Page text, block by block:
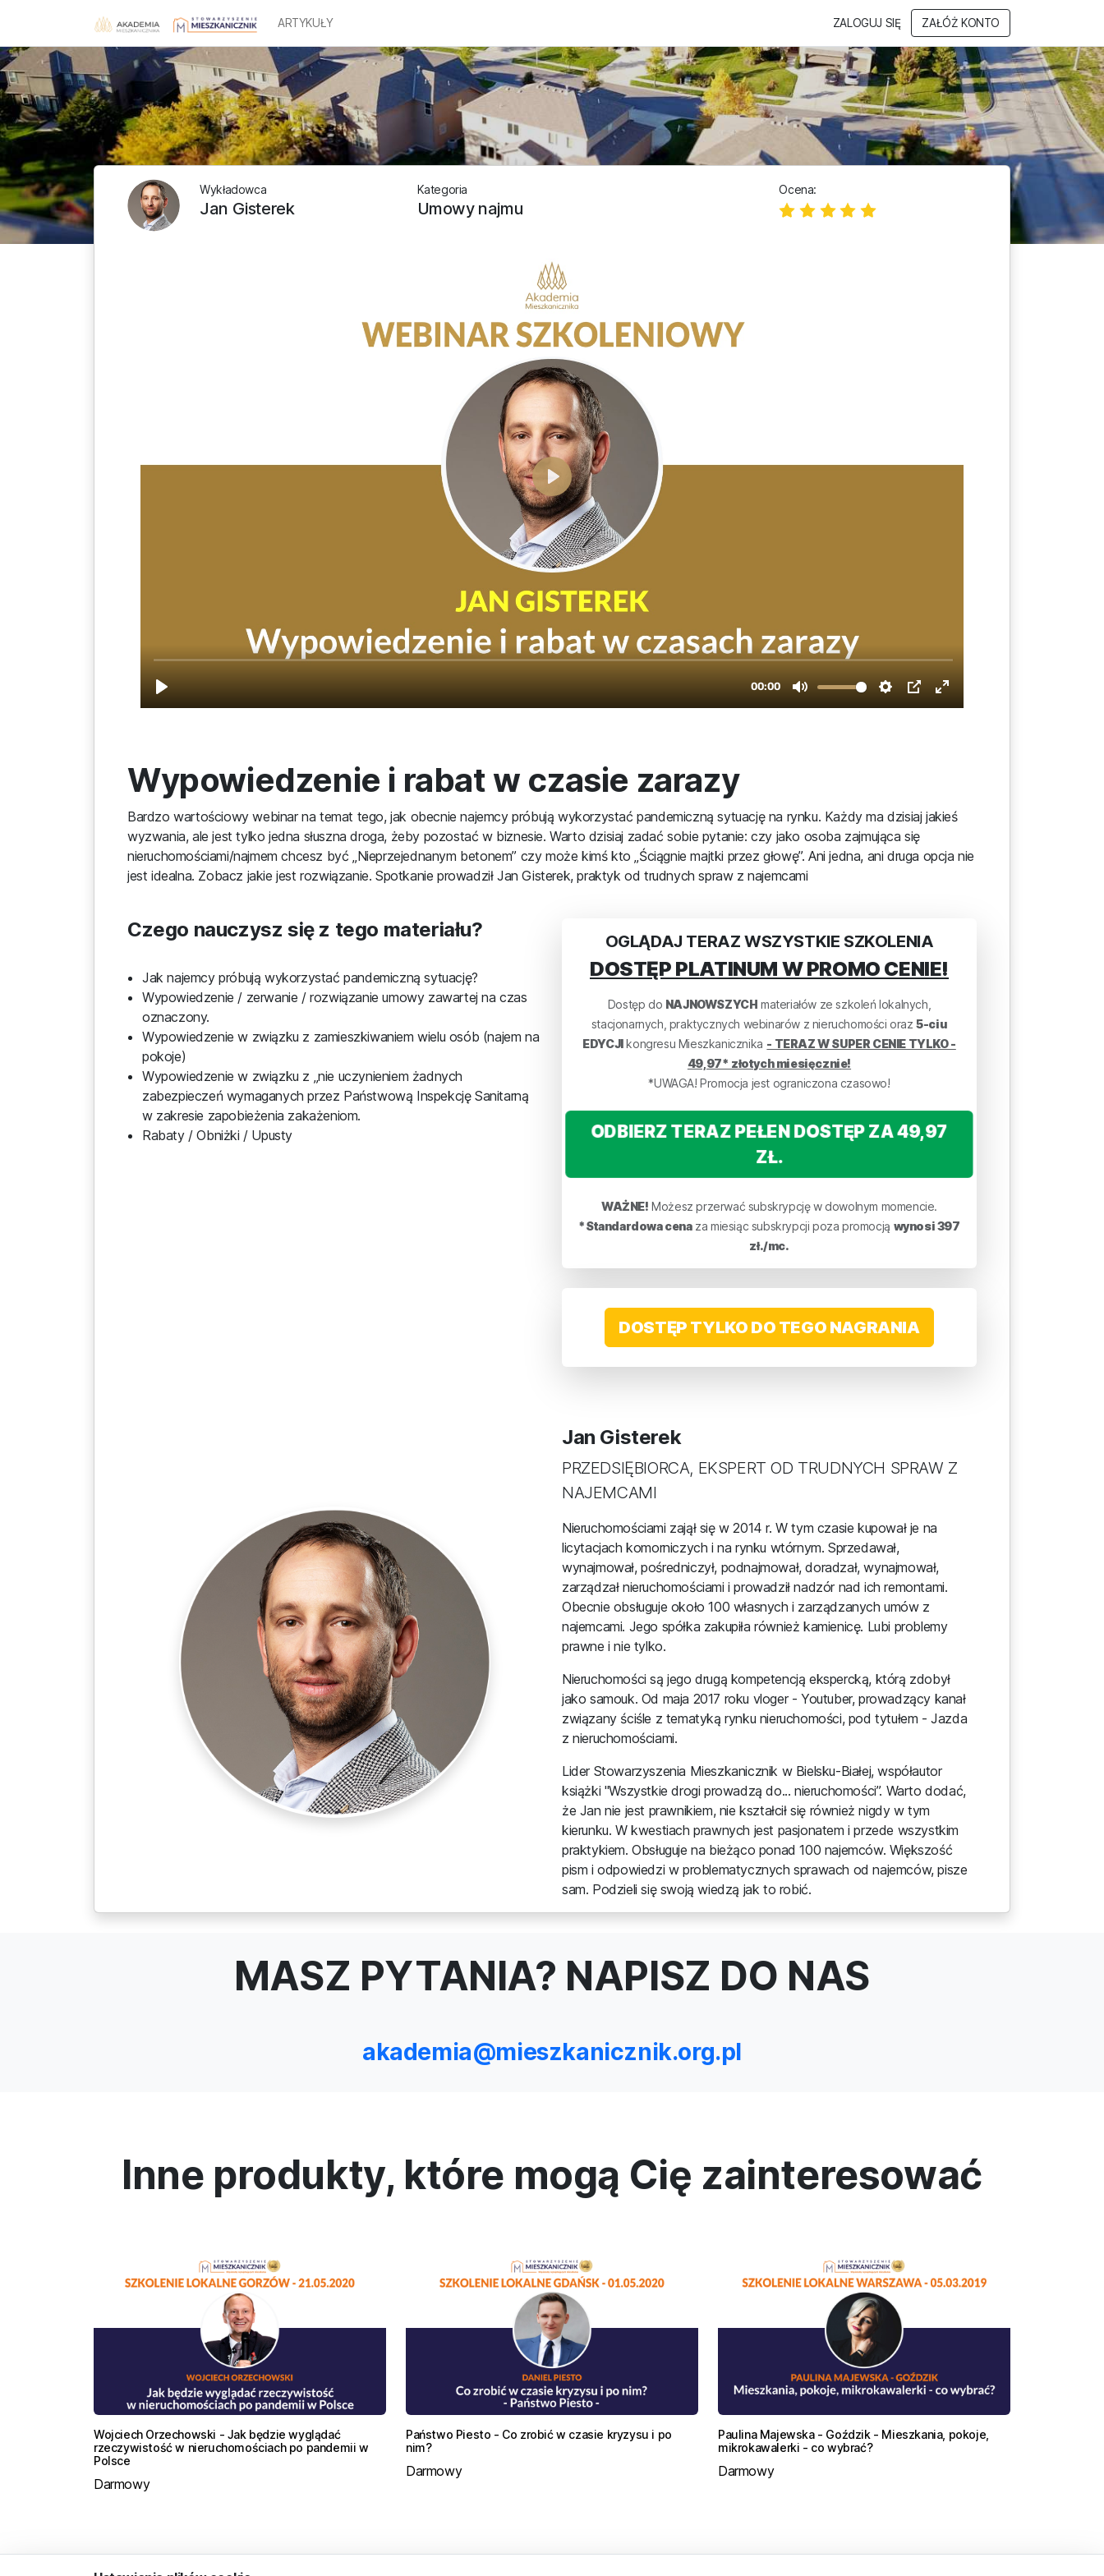
ARTYKUŁY ZALOGUJ SIĘ ZAŁÓŻ KONTO
Wykładowca
Jan Gisterek
Kategoria
Umowy najmu
Ocena:
Wypowiedzenie i rabat w czasie zarazy
Bardzo wartościowy webinar na temat tego, jak obecnie najemcy próbują wykorzystać pandemiczną sytuację na rynku. Każdy ma dzisiaj jakieś
wyzwania, ale jest tylko jedna słuszna droga, żeby pozostać w biznesie. Warto dzisiaj zadać sobie pytanie: czy jako osoba zajmująca się
nieruchomościami/najmem chcesz być „Nieprzejednanym betonem” czy może kimś kto „Ściągnie majtki przez głowę”. Ani jedna, ani druga opcja nie
jest idealna. Zobacz jakie jest rozwiązanie. Spotkanie prowadził Jan Gisterek, praktyk od trudnych spraw z najemcami
Czego nauczysz się z tego materiału?
Jak najemcy próbują wykorzystać pandemiczną sytuację?
Wypowiedzenie / zerwanie / rozwiązanie umowy zawartej na czas
oznaczony.
Wypowiedzenie w związku z zamieszkiwaniem wielu osób (najem na
pokoje)
Wypowiedzenie w związku z „nie uczynieniem żadnych
zabezpieczeń wymaganych przez Państwową Inspekcję Sanitarną
w zakresie zapobieżenia zakażeniom.
Rabaty / Obniżki / Upusty
OGLĄDAJ TERAZ WSZYSTKIE SZKOLENIA
DOSTĘP PLATINUM W PROMO CENIE!
Dostęp do NAJNOWSZYCH materiałów ze szkoleń lokalnych,
stacjonarnych, praktycznych webinarów z nieruchomości oraz5-ciu
EDYCJIkongresu Mieszkanicznika - TERAZ W SUPER CENIE TYLKO -
49,97* złotych miesięcznie!
*UWAGA! Promocja jest ograniczona czasowo!
ODBIERZ TERAZ PEŁEN DOSTĘP ZA 49,97
ZŁ.
WAŻNE! Możesz przerwać subskrypcję w dowolnym momencie.
*Standardowa cenaza miesiąc subskrypcji poza promocją wynosi 397
zł./mc.
DOSTĘP TYLKO DO TEGO NAGRANIA
Jan Gisterek
PRZEDSIĘBIORCA, EKSPERT OD TRUDNYCH SPRAW Z
NAJEMCAMI
Nieruchomościami zajął się w 2014 r. W tym czasie kupował je na
licytacjach komorniczych i na rynku wtórnym. Sprzedawał,
wynajmował, pośredniczył, podnajmował, doradzał, wynajmował,
zarządzał nieruchomościami i prowadził nadzór nad ich remontami.
Obecnie obsługuje około 100 własnych i zarządzanych umów z
najemcami. Jego spółka zakupiła również kamienicę. Lubi problemy
prawne i nie tylko.
Nieruchomości są jego drugą kompetencją ekspercką, którą zdobył
jako samouk. Od maja 2017 roku vloger - Youtuber, prowadzący kanał
związany ściśle z tematyką rynku nieruchomości, pod tytułem - Jazda
z nieruchomościami.
Lider Stowarzyszenia Mieszkanicznik w Bielsku-Białej, współautor
książki "Wszystkie drogi prowadzą do... nieruchomości”. Warto dodać,
że Jan nie jest prawnikiem, nie kształcił się również nigdy w tym
kierunku. W kwestiach prawnych jest pasjonatem i przede wszystkim
praktykiem. Obsługuje na bieżąco ponad 100 najemców. Większość
pism i odpowiedzi w problematycznych sprawach od najemców, pisze
sam. Podzieli się swoją wiedzą jak to robić.
MASZ PYTANIA? NAPISZ DO NAS
akademia@mieszkanicznik.org.pl
Inne produkty, które mogą Cię zainteresować
Wojciech Orzechowski - Jak będzie wyglądać
rzeczywistość w nieruchomościach po pandemii w
Polsce
Darmowy
Państwo Piesto - Co zrobić w czasie kryzysu i po
nim?
Darmowy
Paulina Majewska - Goździk - Mieszkania, pokoje,
mikrokawalerki - co wybrać?
Darmowy